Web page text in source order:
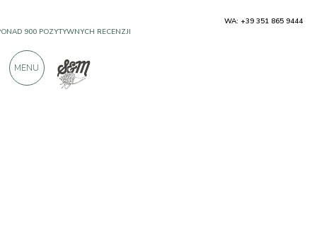
WA: +39 351 865 9444
MENU